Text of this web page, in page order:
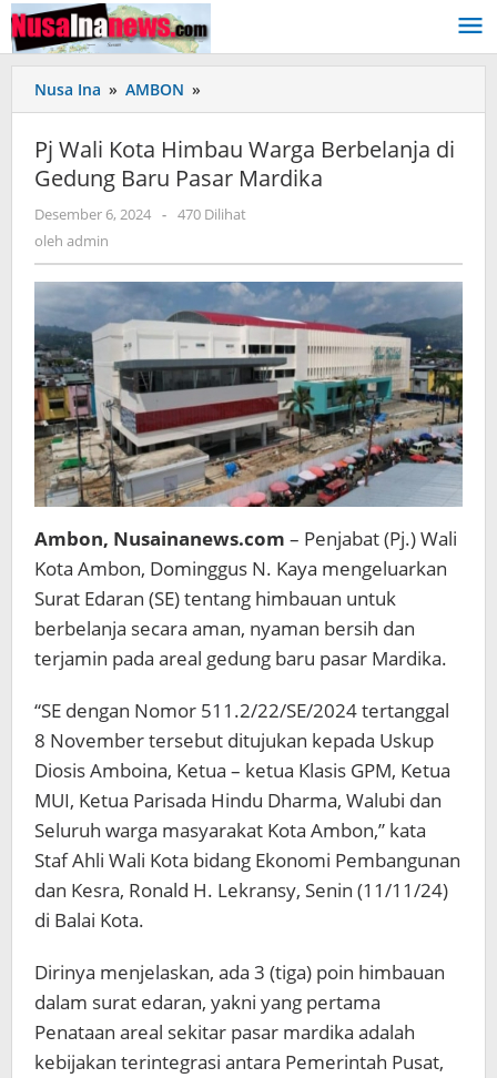
Lewati
ke
konten
Nusa Ina » AMBON »
Wali
Kota
Himbau
Warga
Berbelanja
Pasar
Mardika
Pj Wali Kota Himbau Warga Berbelanja di
Gedung Baru Pasar Mardika
Desember 6, 2024 oleh
- 470 Dilihat
oleh admin
Ambon, Nusainanews.com – Penjabat (Pj.) Wali
Kota Ambon, Dominggus N. Kaya mengeluarkan
Surat Edaran (SE) tentang himbauan untuk
berbelanja secara aman, nyaman bersih dan
terjamin pada areal gedung baru pasar Mardika.
“SE dengan Nomor 511.2/22/SE/2024 tertanggal
8 November tersebut ditujukan kepada Uskup
Diosis Amboina, Ketua – ketua Klasis GPM, Ketua
MUI, Ketua Parisada Hindu Dharma, Walubi dan
Seluruh warga masyarakat Kota Ambon,” kata
Staf Ahli Wali Kota bidang Ekonomi Pembangunan
dan Kesra, Ronald H. Lekransy, Senin (11/11/24)
di Balai Kota.
Dirinya menjelaskan, ada 3 (tiga) poin himbauan
dalam surat edaran, yakni yang pertama
Penataan areal sekitar pasar mardika adalah
kebijakan terintegrasi antara Pemerintah Pusat,